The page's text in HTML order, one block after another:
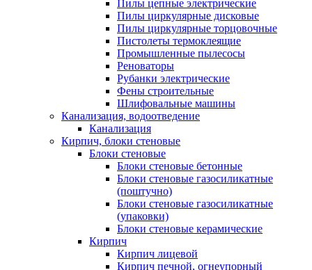
Пилы цепные электрические
Пилы циркулярные дисковые
Пилы циркулярные торцовочные
Пистолеты термоклеящие
Промышленные пылесосы
Реноваторы
Рубанки электрические
Фены строительные
Шлифовальные машины
Канализация, водоотведение
Канализация
Кирпич, блоки стеновые
Блоки стеновые
Блоки стеновые бетонные
Блоки стеновые газосиликатные
(поштучно)
Блоки стеновые газосиликатные
(упаковки)
Блоки стеновые керамические
Кирпич
Кирпич лицевой
Кирпич печной, огнеупорный